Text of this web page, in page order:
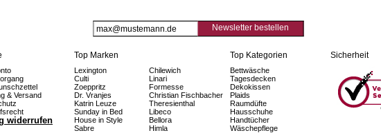
Newsletter bestellen
& Versand
widerrufen
Top Marken
Lexington
Chilewich
Culti
Linari
Zoeppritz
Formesse
Dr. Vranjes
Christian Fischbacher
Katrin Leuze
Theresienthal
Sunday in Bed
Libeco
House in Style
Bellora
Sabre
Himla
Top Kategorien
Bettwäsche
Tagesdecken
Dekokissen
Plaids
Raumdüfte
Hausschuhe
Handtücher
Wäschepflege
Sicherheit